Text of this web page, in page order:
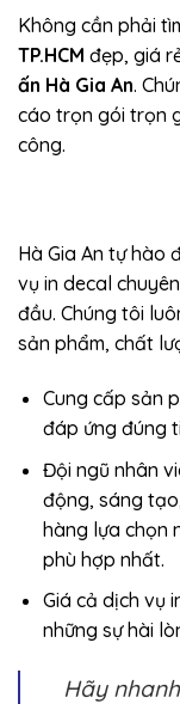
Không cần phải
TP.HCM đẹp, giá
ấn Hà Gia An.
cáo trọn gói trọn
công.
Hà Gia An tự hào
vụ in decal
đầu. Chúng tôi
sản phẩm, chất
Cung cấp sản
đáp ứng đúng
Đội ngũ nhân
động, sáng
hàng lựa chọn
phù hợp nhất.
Giá cả dịch vụ
những sự hài
Hãy